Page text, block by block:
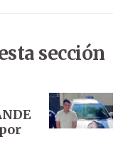
sección